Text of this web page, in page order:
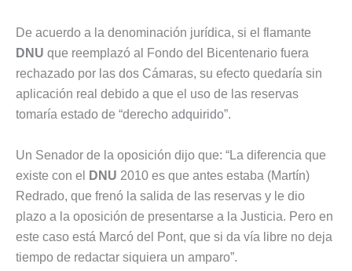
De acuerdo a la denominación jurídica, si el flamante
DNU que reemplazó al Fondo del Bicentenario fuera
rechazado por las dos Cámaras, su efecto quedaría sin
aplicación real debido a que el uso de las reservas
tomaría estado de “derecho adquirido”.
Un Senador de la oposición dijo que: “La diferencia que
existe con el
DNU 2010 es que antes estaba (Martín)
Redrado, que frenó la salida de las reservas y le dio
plazo a la oposición de presentarse a la Justicia. Pero en
este caso está Marcó del Pont, que si da vía libre no deja
tiempo de redactar siquiera un amparo”.